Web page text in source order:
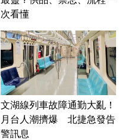
次看懂
文湖線列車故障通勤大亂！
月台人潮擠爆 北捷急發告
警訊息